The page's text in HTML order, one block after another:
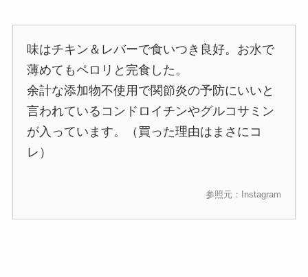
味はチキン＆レバーで食いつき良好。お水で
薄めてもペロリと完食した。
余計な添加物不使用で関節炎の予防にいいと
言われているコンドロイチンやグルコサミン
が入っています。（買った理由はまさにコ
レ）
参照元：Instagram